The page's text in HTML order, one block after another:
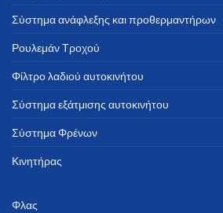
Σύστημα ανάφλεξης και προθερμαντήρων
Ρουλεμάν Τροχού
Φίλτρο λαδιού αυτοκινήτου
Σύστημα εξάτμισης αυτοκινήτου
Σύστημα Φρένων
Κινητήρας
Φλας